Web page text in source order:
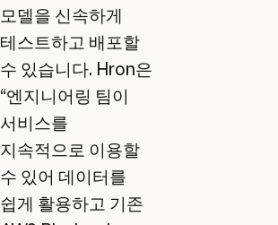
모델을 신속하게
테스트하고 배포할
수 있습니다. Hron은
“엔지니어링 팀이
서비스를
지속적으로 이용할
수 있어 데이터를
쉽게 활용하고 기존